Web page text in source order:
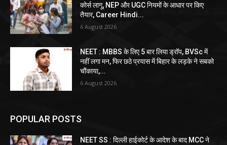
कोर्स लागू, NEP और UGC नियमों के आधार पर किए
तैयार, Career Hindi...
6 August 2026
NEET : MBBS के लिए 5 बार लिया ड्रॉप, BVSc में
नहीं लगा मन, फिर छठे प्रयास में बिहार के लड़के ने सबको
चौंकाया,...
6 August 2026
POPULAR POSTS
NEET SS : दिल्ली हाईकोर्ट के आदेश के बाद MCC ने